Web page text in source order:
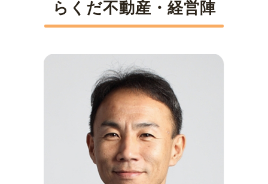
らくだ不動産・経営陣